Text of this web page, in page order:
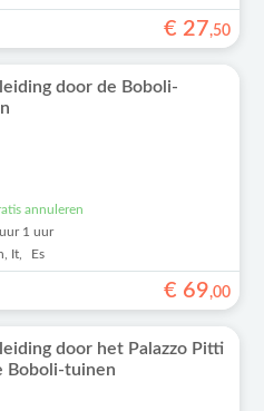
€ 27,50
door de Boboli-
annuleren
1 uur
It, Es
€ 69,00
door het Palazzo Pitti
Boboli-tuinen